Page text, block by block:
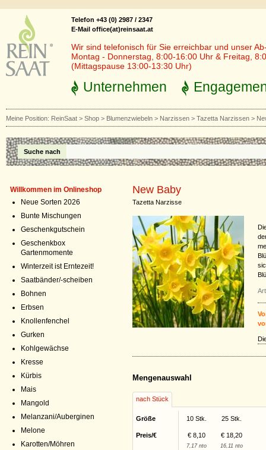
Telefon +43 (0) 2987 / 2347
E-Mail office(at)reinsaat.at
Wir sind telefonisch für Sie erreichbar und unser
Montag - Donnerstag, 8:00-16:00 Uhr & Freitag,
(Mittagspause 13:00-13:30 Uhr)
Unternehmen
Meine Position: ReinSaat > Shop > Blumenzwiebeln > Narzissen > Tazetta Narzissen >
Suche nach
Willkommen im Onlineshop
Neue Sorten 2026
Bunte Mischungen
Geschenkgutschein
Geschenkbox
Gartenmomente
Winterzeit ist Erntezeit!
Saatbänder/-scheiben
Bohnen
Erbsen
Knollenfenchel
Gurken
Kohlgewächse
Kresse
Kürbis
Mais
Mangold
Melanzani/Auberginen
Melone
Karotten/Möhren
New Baby
Tazetta Narzisse
Mengenauswahl
nach Stück
Größe 10 Stk. 25 Stk.
Preis/€ € 8,10 € 18,20
7,17 nto 16,11 nto